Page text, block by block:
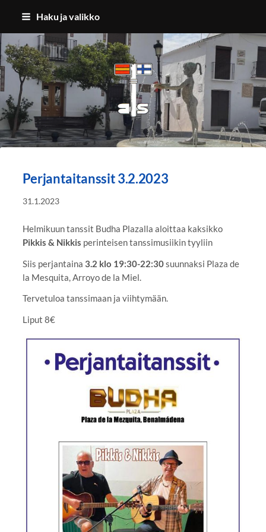
Siirry
sisältöön
Haku ja valikko
Benalmadenan Suomalaiset ry
Perjantaitanssit 3.2.2023
31.1.2023
Helmikuun tanssit Budha Plazalla aloittaa kaksikko
Pikkis & Nikkis perinteisen tanssimusiikin tyyliin
Siis perjantaina 3.2 klo 19:30-22:30suunnaksi Plaza de
la Mesquita, Arroyo de la Miel.
Tervetuloa tanssimaan ja viihtymään.
Liput 8€